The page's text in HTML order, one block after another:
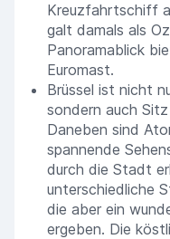
Kreuzfahrtschiff
galt damals als
Panoramablick
Euromast.
Brüssel ist nicht
sondern auch
Daneben sind
spannende
durch die Stadt
unterschiedliche
die aber ein
ergeben. Die